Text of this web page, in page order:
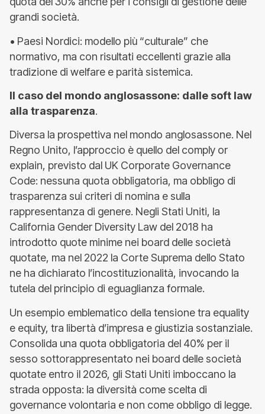
grandi società.
• Paesi Nordici: modello più “culturale” che
normativo, ma con risultati eccellenti grazie alla
tradizione di welfare e parità sistemica.
Il caso del mondo anglosassone: dalle soft law
alla trasparenza.
Diversa la prospettiva nel mondo anglosassone. Nel
Regno Unito, l’approccio è quello del comply or
explain, previsto dal UK Corporate Governance
Code: nessuna quota obbligatoria, ma obbligo di
trasparenza sui criteri di nomina e sulla
rappresentanza di genere. Negli Stati Uniti, la
California Gender Diversity Law del 2018 ha
introdotto quote minime nei board delle società
quotate, ma nel 2022 la Corte Suprema dello Stato
ne ha dichiarato l’incostituzionalità, invocando la
tutela del principio di eguaglianza formale.
Un esempio emblematico della tensione tra equality
e equity, tra libertà d’impresa e giustizia sostanziale.
Consolida una quota obbligatoria del 40% per il
sesso sottorappresentato nei board delle società
quotate entro il 2026, gli Stati Uniti imboccano la
strada opposta: la diversità come scelta di
governance volontaria e non come obbligo di legge.